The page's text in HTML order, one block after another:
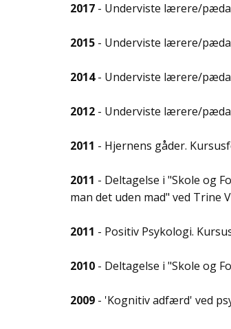
2017 - Underviste lærere/
2015 - Underviste lærere/
2014- Underviste lærere/
2012 - Underviste lærere/
2011 - Hjernens gåder.
2011 - Deltagelse i "Skole og
man det uden mad" ved Trine
2011 - Positiv Psykologi.
2010 - Deltagelse i "Skole og
2009 - 'Kognitiv adfærd' ved